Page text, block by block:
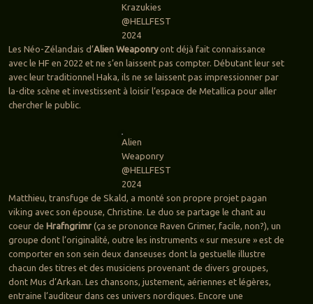
Krazukies
@HELLFEST
2024
Les Néo-Zélandais d’Alien Weaponryont déjà fait connaissance
avec le HF en 2022 et ne s’en laissent pas compter. Débutant leur set
avec leur traditionnel Haka, ils ne se laissent pas impressionner par
la-dite scène et investissent à loisir l’espace de Metallica pour aller
chercher le public.
Alien
Weaponry
@HELLFEST
2024
Matthieu, transfuge de Skald, a monté son propre projet pagan
viking avec son épouse, Christine. Le duo se partage le chant au
coeur de Hrafngrimr (ça se prononce Raven Grimer, facile, non?), un
groupe dont l’originalité, outre les instruments « sur mesure » est de
comporter en son sein deux danseuses dont la gestuelle illustre
chacun des titres et des musiciens provenant de divers groupes,
dont Mus d’Arkan. Les chansons, justement, aériennes et légères,
entraine l’auditeur dans ces univers nordiques. Encore une